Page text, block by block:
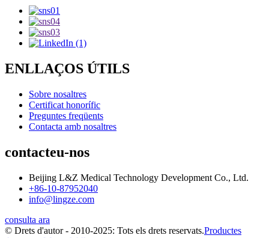
ENLLAÇOS ÚTILS
Sobre nosaltres
Certificat honorífic
Preguntes freqüents
Contacta amb nosaltres
contacteu-nos
Beijing L&Z Medical Technology Development Co., Ltd.
+86-10-87952040
info@lingze.com
consulta ara
© Drets d'autor - 2010-2025: Tots els drets reservats.Productes